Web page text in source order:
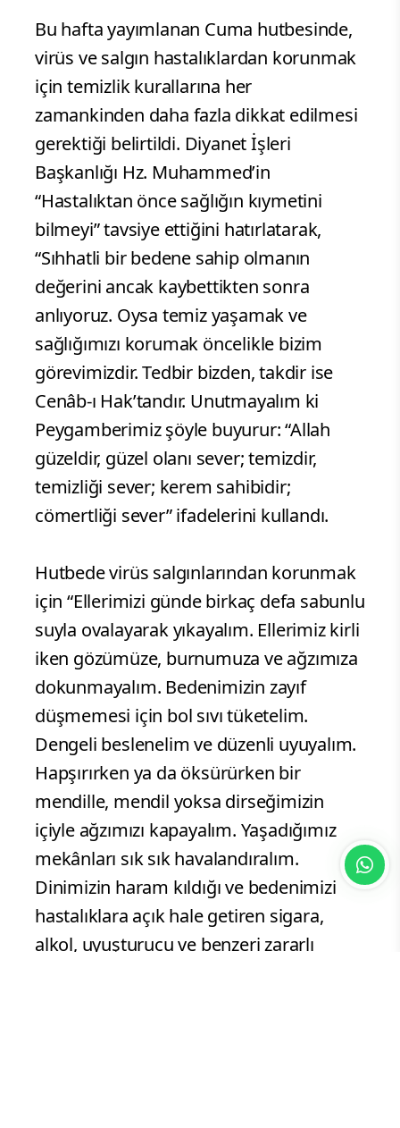
Bu hafta yayımlanan Cuma hutbesinde,
virüs ve salgın hastalıklardan korunmak
için temizlik kurallarına her
zamankinden daha fazla dikkat edilmesi
gerektiği belirtildi. Diyanet İşleri
Başkanlığı Hz. Muhammed’in
“Hastalıktan önce sağlığın kıymetini
bilmeyi” tavsiye ettiğini hatırlatarak,
“Sıhhatli bir bedene sahip olmanın
değerini ancak kaybettikten sonra
anlıyoruz. Oysa temiz yaşamak ve
sağlığımızı korumak öncelikle bizim
görevimizdir. Tedbir bizden, takdir ise
Cenâb-ı Hak’tandır. Unutmayalım ki
Peygamberimiz şöyle buyurur: “Allah
güzeldir, güzel olanı sever; temizdir,
temizliği sever; kerem sahibidir;
cömertliği sever” ifadelerini kullandı.
Hutbede virüs salgınlarından korunmak
için “Ellerimizi günde birkaç defa sabunlu
suyla ovalayarak yıkayalım. Ellerimiz kirli
iken gözümüze, burnumuza ve ağzımıza
dokunmayalım. Bedenimizin zayıf
düşmemesi için bol sıvı tüketelim.
Dengeli beslenelim ve düzenli uyuyalım.
Hapşırırken ya da öksürürken bir
mendille, mendil yoksa dirseğimizin
içiyle ağzımızı kapayalım. Yaşadığımız
mekânları sık sık havalandıralım.
Dinimizin haram kıldığı ve bedenimizi
hastalıklara açık hale getiren sigara,
alkol, uyuşturucu ve benzeri zararlı